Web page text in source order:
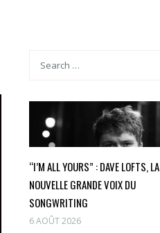
“I’M ALL YOURS” : DAVE LOFTS, LA
NOUVELLE GRANDE VOIX DU
SONGWRITING
6 AOÛT 2026